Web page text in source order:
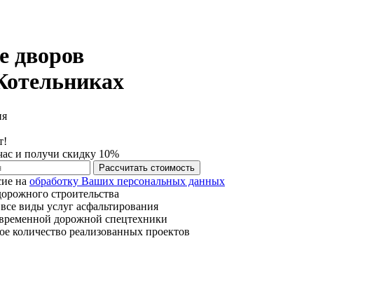
дворов
и получи скидку 10%
Рассчитать стоимость
на обработку Ваших персональных данных
строительства
виды услуг асфальтирования
дорожной спецтехники
количество реализованных проектов